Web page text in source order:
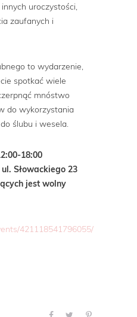
uroczystości,
zaufanych i
to wydarzenie,
spotkać wiele
mnóstwo
do wykorzystania
ślubu i wesela.
18:00
Słowackiego 23
jest wolny
421118541796055/